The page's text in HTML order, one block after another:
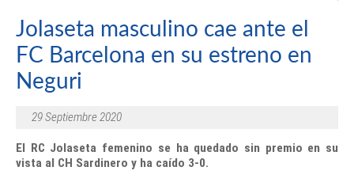
Jolaseta masculino cae ante el
FC Barcelona en su estreno en
Neguri
29 Septiembre 2020
El RC Jolaseta femenino se ha quedado sin premio en su
vista al CH Sardinero y ha caído 3-0.